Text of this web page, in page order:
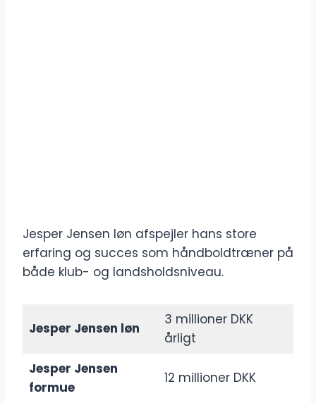
Jesper Jensen løn afspejler hans store
erfaring og succes som håndboldtræner på
både klub- og landsholdsniveau.
Jesper Jensen løn
3 millioner DKK
årligt
Jesper Jensen
formue
12 millioner DKK